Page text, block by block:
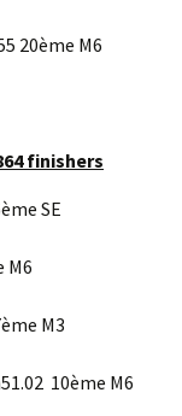
20ème M6
finishers
SE
M6
M3
10ème M6